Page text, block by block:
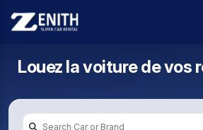
Louez la voiture de vos